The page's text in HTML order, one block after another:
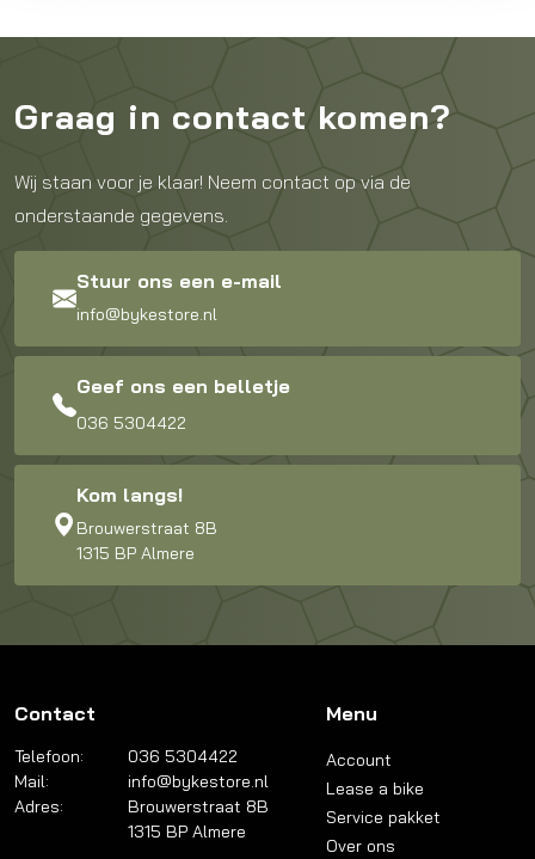
Graag in contact komen?
Wij staan voor je klaar! Neem contact op via de
onderstaande gegevens.
Stuur ons een e-mail
info@bykestore.nl
Geef ons een belletje
036 5304422
Kom langs!
Brouwerstraat 8B
1315 BP Almere
Contact
Telefoon:
036 5304422
Mail:
info@bykestore.nl
Adres:
Brouwerstraat 8B
1315 BP Almere
Menu
Account
Lease a bike
Service pakket
Over ons